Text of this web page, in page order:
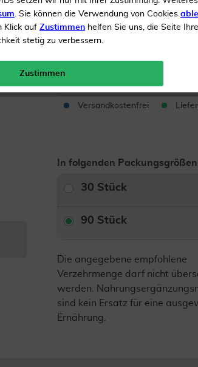
Glutenfrei
Inhalt90 Kapseln
Versandkostenfrei
In folgenden
30 Stück
90 Stück
Die angegebene empfohlene
Verzehrmenge darf nicht
werden.
sind kein Ersatz für eine
Ernährung.
. Sie können die Verwendung von Cookies
Klick auf Zustimmen helfen Sie uns, die Seite
stetig zu verbessern.
Zustimmen